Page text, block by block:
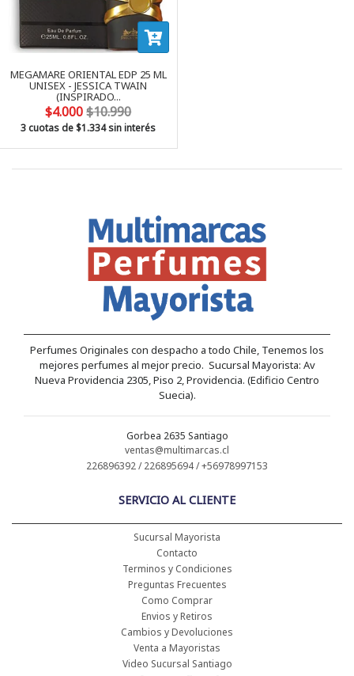
MEGAMARE ORIENTAL EDP 25 ML
UNISEX - JESSICA TWAIN
(INSPIRADO...
$4.000$10.990
3 cuotas de$1.334sin interés
Perfumes Originales con despacho a todo Chile, Tenemos los
mejores perfumes al mejor precio. Sucursal Mayorista: Av
Nueva Providencia 2305, Piso 2, Providencia. (Edificio Centro
Suecia).
Gorbea 2635 Santiago
ventas@multimarcas.cl
226896392 / 226895694 / +56978997153
SERVICIO AL CLIENTE
Sucursal Mayorista
Contacto
Terminos y Condiciones
Preguntas Frecuentes
Como Comprar
Envios y Retiros
Cambios y Devoluciones
Venta a Mayoristas
Video Sucursal Santiago